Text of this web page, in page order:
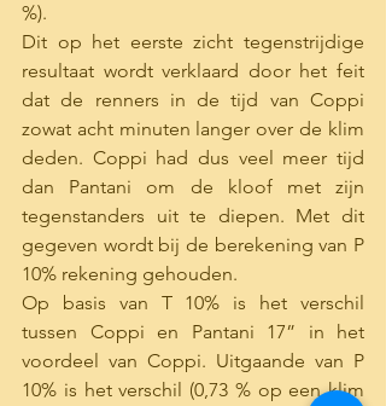
%).
Dit op het eerste zicht tegenstrijdige
resultaat wordt verklaard door het feit
dat de renners in de tijd van Coppi
zowat acht minuten langer over de klim
deden. Coppi had dus veel meer tijd
dan Pantani om de kloof met zijn
tegenstanders uit te diepen. Met dit
gegeven wordt bij de berekening van P
10% rekening gehouden.
Op basis van T 10% is het verschil
tussen Coppi en Pantani 17” in het
voordeel van Coppi. Uitgaande van P
10% is het verschil (0,73 % op een klim